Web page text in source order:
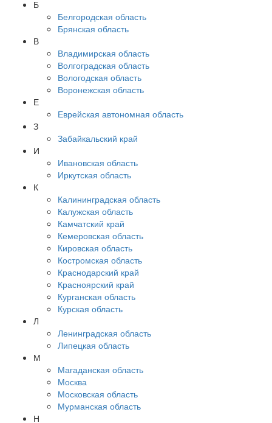
Б
Белгородская область
Брянская область
В
Владимирская область
Волгоградская область
Вологодская область
Воронежская область
Е
Еврейская автономная область
З
Забайкальский край
И
Ивановская область
Иркутская область
К
Калининградская область
Калужская область
Камчатский край
Кемеровская область
Кировская область
Костромская область
Краснодарский край
Красноярский край
Курганская область
Курская область
Л
Ленинградская область
Липецкая область
М
Магаданская область
Москва
Московская область
Мурманская область
Н